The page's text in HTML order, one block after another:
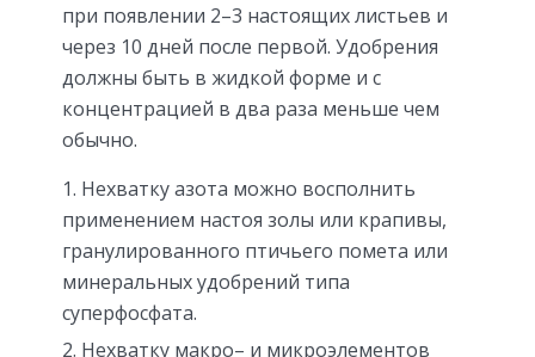
при появлении 2–3 настоящих листьев и
через 10 дней после первой. Удобрения
должны быть в жидкой форме и с
концентрацией в два раза меньше чем
обычно.
Нехватку азота можно восполнить
применением настоя золы или крапивы,
гранулированного птичьего помета или
минеральных удобрений типа
суперфосфата.
Нехватку макро– и микроэлементов